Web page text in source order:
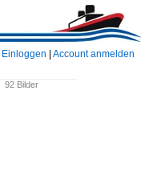
Einloggen Account anmelden
92 Bilder